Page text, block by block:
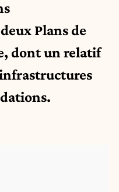
Plans de
dont un relatif